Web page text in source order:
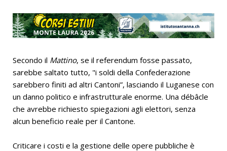
Secondo il Mattino, se il referendum fosse passato,
sarebbe saltato tutto, "i soldi della Confederazione
sarebbero finiti ad altri Cantoni”, lasciando il Luganese con
un danno politico e infrastrutturale enorme. Una débâcle
che avrebbe richiesto spiegazioni agli elettori, senza
alcun beneficio reale per il Cantone.
Criticare i costi e la gestione delle opere pubbliche è